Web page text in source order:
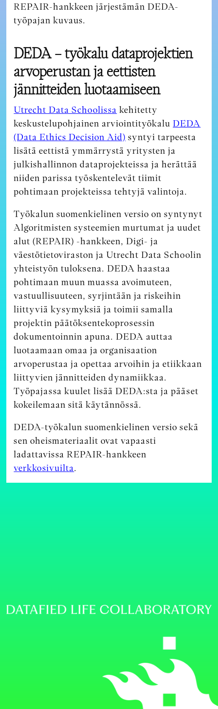
REPAIR-hankkeen järjestämän DEDA-
työpajan kuvaus.
DEDA – työkalu dataprojektien
arvoperustan ja eettisten
jännitteiden luotaamiseen
Utrecht Data Schoolissa kehitetty
keskustelupohjainen arviointityökaluDEDA
(Data Ethics Decision Aid) syntyi tarpeesta
lisätä eettistä ymmärrystä yritysten ja
julkishallinnon dataprojekteissa ja herättää
niiden parissa työskentelevät tiimit
pohtimaan projekteissa tehtyjä valintoja.
Työkalun suomenkielinen versio on syntynyt
Algoritmisten systeemien murtumat ja uudet
alut (REPAIR) -hankkeen, Digi- ja
väestötietoviraston ja Utrecht Data Schoolin
yhteistyön tuloksena. DEDA haastaa
pohtimaan muun muassa avoimuteen,
vastuullisuuteen, syrjintään ja riskeihin
liittyviä kysymyksiä ja toimii samalla
projektin päätöksentekoprosessin
dokumentoinnin apuna. DEDA auttaa
luotaamaan omaa ja organisaation
arvoperustaa ja opettaa arvoihin ja etiikkaan
liittyvien jännitteiden dynamiikkaa.
Työpajassa kuulet lisää DEDA:sta ja pääset
kokeilemaan sitä käytännössä.
DEDA-työkalun suomenkielinen versio sekä
sen oheismateriaalit ovat vapaasti
ladattavissa REPAIR-hankkeen
verkkosivuilta.